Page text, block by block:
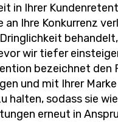
in Ihrer
Ihre Konkurrenz
wir tiefer
bezeichnet den
und mit Ihrer
halten, sodass sie
erneut in